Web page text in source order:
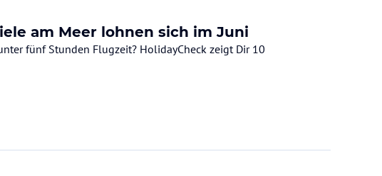
am Meer lohnen sich im Juni
fünf Stunden Flugzeit? HolidayCheck zeigt Dir 10